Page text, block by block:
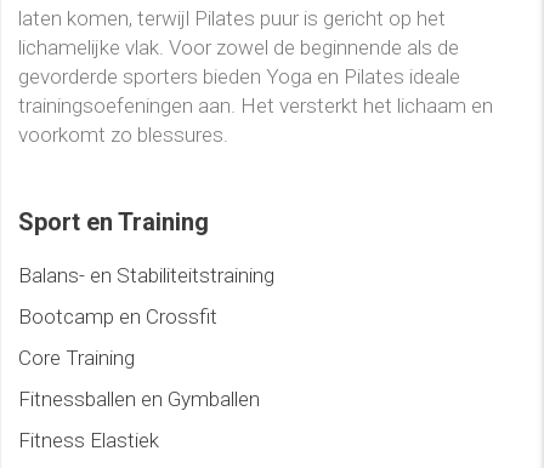
laten komen, terwijl Pilates puur is gericht op het
lichamelijke vlak. Voor zowel de beginnende als de
gevorderde sporters bieden Yoga en Pilates ideale
trainingsoefeningen aan. Het versterkt het lichaam en
voorkomt zo blessures.
Sport en Training
Balans- en Stabiliteitstraining
Bootcamp en Crossfit
Core Training
Fitnessballen en Gymballen
Fitness Elastiek